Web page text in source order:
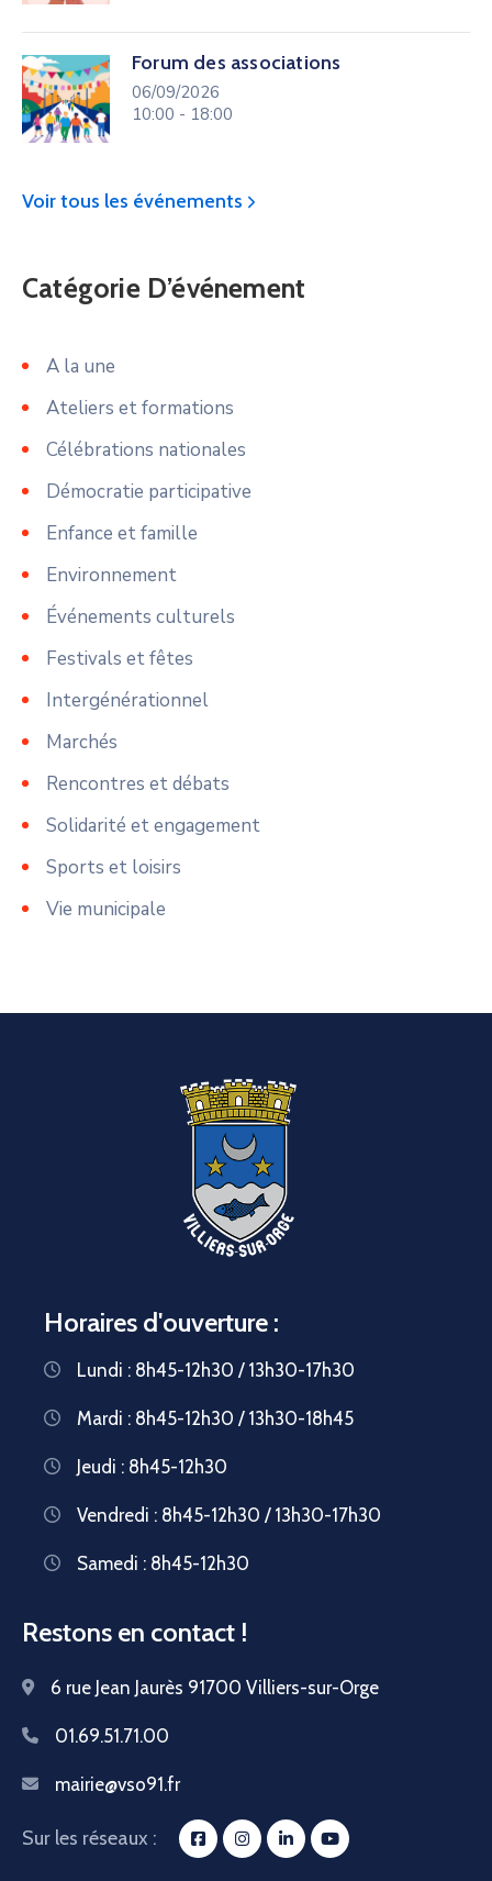
Forum des associations
06/09/2026
10:00 - 18:00
Voir tous les événements
Catégorie D’événement
A la une
Ateliers et formations
Célébrations nationales
Démocratie participative
Enfance et famille
Environnement
Événements culturels
Festivals et fêtes
Intergénérationnel
Marchés
Rencontres et débats
Solidarité et engagement
Sports et loisirs
Vie municipale
Horaires d'ouverture :
Lundi : 8h45-12h30 / 13h30-17h30
Mardi : 8h45-12h30 / 13h30-18h45
Jeudi : 8h45-12h30
Vendredi : 8h45-12h30 / 13h30-17h30
Samedi : 8h45-12h30
Restons en contact !
6 rue Jean Jaurès 91700 Villiers-sur-Orge
01.69.51.71.00
mairie@vso91.fr
Sur les réseaux :